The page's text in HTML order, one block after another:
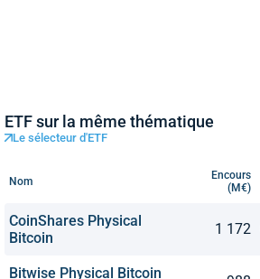
ETF sur la même thématique
Le sélecteur d'ETF
Nom
Encours
(M€)
CoinShares Physical
Bitcoin
1 172
Bitwise Physical Bitcoin